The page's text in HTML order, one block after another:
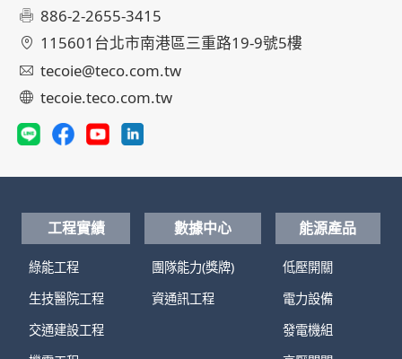
886-2-2655-3415
115601台北市南港區三重路19-9號5樓
tecoie@teco.com.tw
tecoie.teco.com.tw
工程實績
綠能工程
生技醫院工程
交通建設工程
數據中心
團隊能力(獎牌)
資通訊工程
能源產品
低壓開關
電力設備
發電機組